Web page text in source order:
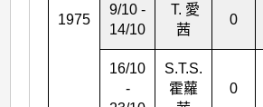
1975
9/10 -
14/10
T. 愛
茜
0
16/10
-
S.T.S.
霍蘿
0